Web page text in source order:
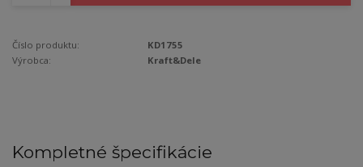
Číslo produktu:
KD1755
Výrobca:
Kraft&Dele
Kompletné špecifikácie